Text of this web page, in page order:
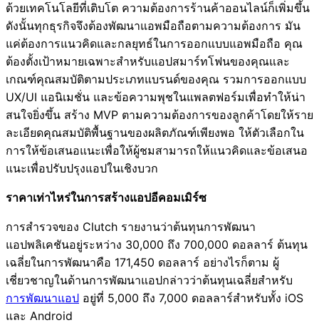
ด้วยเทคโนโลยีที่เติบโต ความต้องการร้านค้าออนไลน์ก็เพิ่มขึ้น
ดังนั้นทุกธุรกิจจึงต้องพัฒนาแอพมือถือตามความต้องการ มัน
แค่ต้องการแนวคิดและกลยุทธ์ในการออกแบบแอพมือถือ คุณ
ต้องตั้งเป้าหมายเฉพาะสำหรับแอปสมาร์ทโฟนของคุณและ
เกณฑ์คุณสมบัติตามประเภทแบรนด์ของคุณ รวมการออกแบบ
UX/UI แอนิเมชั่น และข้อความพุชในแพลตฟอร์มเพื่อทำให้น่า
สนใจยิ่งขึ้น สร้าง MVP ตามความต้องการของลูกค้าโดยให้ราย
ละเอียดคุณสมบัติพื้นฐานของผลิตภัณฑ์เพียงพอ ให้ตัวเลือกใน
การให้ข้อเสนอแนะเพื่อให้ผู้ชมสามารถให้แนวคิดและข้อเสนอ
แนะเพื่อปรับปรุงแอปในเชิงบวก
ราคาเท่าไหร่ในการสร้างแอปอีคอมเมิร์ซ
การสำรวจของ Clutch รายงานว่าต้นทุนการพัฒนา
แอปพลิเคชันอยู่ระหว่าง 30,000 ถึง 700,000 ดอลลาร์ ต้นทุน
เฉลี่ยในการพัฒนาคือ 171,450 ดอลลาร์ อย่างไรก็ตาม ผู้
เชี่ยวชาญในด้านการพัฒนาแอปกล่าวว่าต้นทุนเฉลี่ยสำหรับ
การพัฒนาแอป อยู่ที่ 5,000 ถึง 7,000 ดอลลาร์สำหรับทั้ง iOS
และ Android